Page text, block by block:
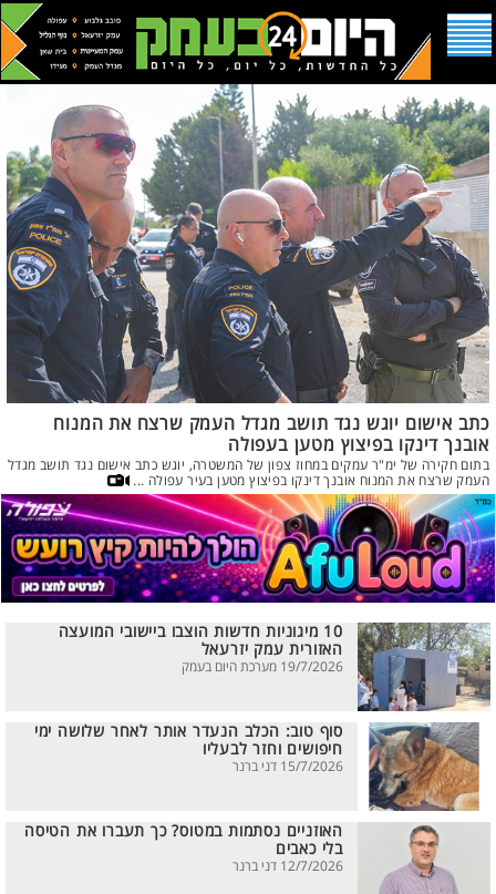
כתב אישום יוגש נגד תושב מגדל העמק שרצח את המנוח
אובנך דינקו בפיצוץ מטען בעפולה
בתום חקירה של ימ"ר עמקים במחוז צפון של המשטרה, יוגש כתב אישום נגד תושב מגדל
העמק שרצח את המנוח אובנך דינקו בפיצוץ מטען בעיר עפולה ...
10 מיגוניות חדשות הוצבו ביישובי המועצה
האזורית עמק יזרעאל
19/7/2026 מערכת היום בעמק
סוף טוב: הכלב הנעדר אותר לאחר שלושה ימי
חיפושים וחזר לבעליו
15/7/2026 דני ברנר
האוזניים נסתמות במטוס? כך תעברו את הטיסה
בלי כאבים
12/7/2026 דני ברנר